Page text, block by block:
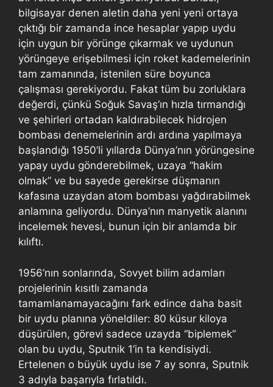
bilgisayar denen aletin daha yeni yeni ortaya
çıktığı bir zamanda ince hesaplar yapıp uydu
için uygun bir yörünge çıkarmak ve uydunun
yörüngeye erişebilmesi için roket kademelerinin
tam zamanında, istenilen süre boyunca
çalışması gerekiyordu. Fakat tüm bu zorluklara
değerdi, çünkü Soğuk Savaş’ın hızla tırmandığı
ve şehirleri ortadan kaldırabilecek hidrojen
bombası denemelerinin ardı ardına yapılmaya
başlandığı 1950’li yıllarda Dünya’nın yörüngesine
yapay uydu gönderebilmek, uzaya “hakim
olmak” ve bu sayede gerekirse düşmanın
kafasına uzaydan atom bombası yağdırabilmek
anlamına geliyordu. Dünya’nın manyetik alanını
incelemek hevesi, bunun için bir anlamda bir
kılıftı.
1956’nın sonlarında, Sovyet bilim adamları
projelerinin kısıtlı zamanda
tamamlanamayacağını fark edince daha basit
bir uydu planına yöneldiler: 80 küsur kiloya
düşürülen, görevi sadece uzayda “biplemek”
olan bu uydu, Sputnik 1’in ta kendisiydi.
Ertelenen o büyük uydu ise 7 ay sonra, Sputnik
3 adıyla başarıyla fırlatıldı.